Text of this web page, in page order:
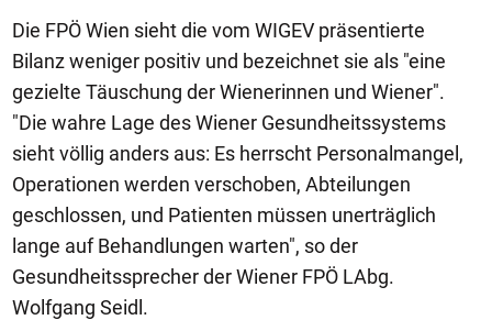
Die FPÖ Wien sieht die vom WIGEV präsentierte
Bilanz weniger positiv und bezeichnet sie als "eine
gezielte Täuschung der Wienerinnen und Wiener".
"Die wahre Lage des Wiener Gesundheitssystems
sieht völlig anders aus: Es herrscht Personalmangel,
Operationen werden verschoben, Abteilungen
geschlossen, und Patienten müssen unerträglich
lange auf Behandlungen warten", so der
Gesundheitssprecher der Wiener FPÖ LAbg.
Wolfgang Seidl.